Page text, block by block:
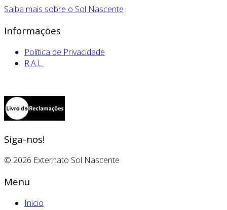
Saiba mais sobre o Sol Nascente
Informações
Política de Privacidade
R.A.L.
Siga-nos!
© 2026 Externato Sol Nascente
Menu
Inicio